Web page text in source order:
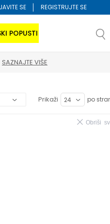
SE REGISTRUJTE SE
POPUSTI
SAZNAJTE VIŠE
Prikaži po
Obriši